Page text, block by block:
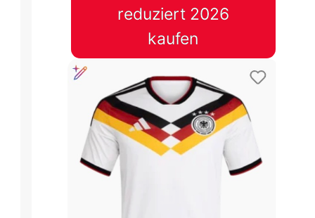
Tabelle
Tabelle
reduziert 2026
kaufen